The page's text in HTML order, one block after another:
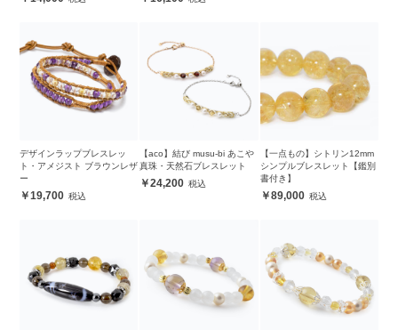
デザインラップブレスレッ
ト・アメジスト ブラウンレザ
ー
19,700
【aco】結び musu-bi あこや
真珠・天然石ブレスレット
24,200
【一点もの】シトリン12mm
シンプルブレスレット【鑑別
書付き】
89,000